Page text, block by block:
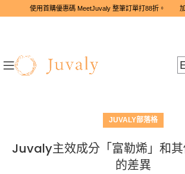
使用首購優惠碼 MeetJuvaly 整筆訂
JUVALY部落格
Juvaly主效成分「富勒烯」和
的差異